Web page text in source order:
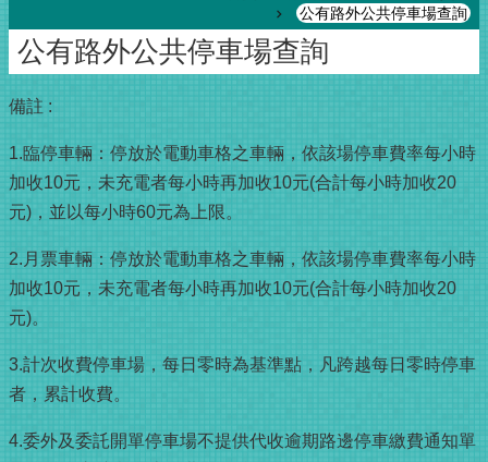
公有路外公共停車場查詢
公有路外公共停車場查詢
備註 :
1.臨停車輛：停放於電動車格之車輛，依該場停車費率每小時
加收10元，未充電者每小時再加收10元(合計每小時加收20
元)，並以每小時60元為上限。
2.月票車輛：停放於電動車格之車輛，依該場停車費率每小時
加收10元，未充電者每小時再加收10元(合計每小時加收20
元)。
3.計次收費停車場，每日零時為基準點，凡跨越每日零時停車
者，累計收費。
4.委外及委託開單停車場不提供代收逾期路邊停車繳費通知單